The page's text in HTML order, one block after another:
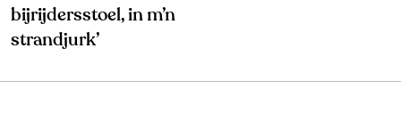
bijrijdersstoel, in m’n
strandjurk’